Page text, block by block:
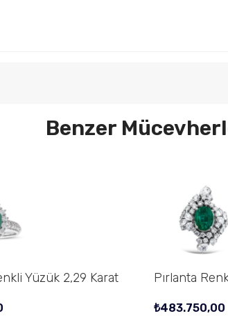
Benzer
Yüzük 2,29 Karat Pırlanta
₺483.750,00